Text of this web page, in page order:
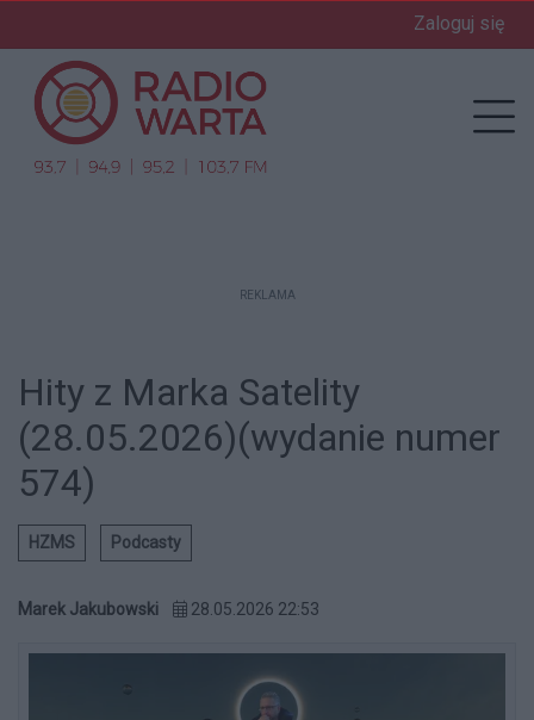
Zaloguj się
REKLAMA
Hity z Marka Satelity
(28.05.2026)(wydanie numer
574)
HZMS Podcasty
Marek Jakubowski 28.05.2026 22:53